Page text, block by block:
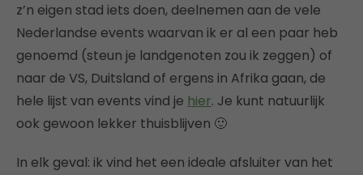
z’n eigen stad iets doen, deelnemen aan de vele
Nederlandse events waarvan ik er al een paar heb
genoemd (steun je landgenoten zou ik zeggen) of
naar de VS, Duitsland of ergens in Afrika gaan, de
hele lijst van events vind je hier. Je kunt natuurlijk
ook gewoon lekker thuisblijven 🙂
In elk geval: ik vind het een ideale afsluiter van het